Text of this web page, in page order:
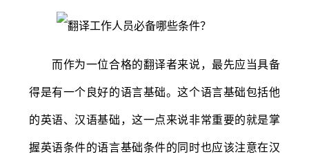
而作为一位合格的翻译者来说，最先应当具备
得是有一个良好的语言基础。这个语言基础包括他
的英语、汉语基础，这一点来说非常重要的就是掌
握英语条件的语言基础条件的同时也应该注意在汉